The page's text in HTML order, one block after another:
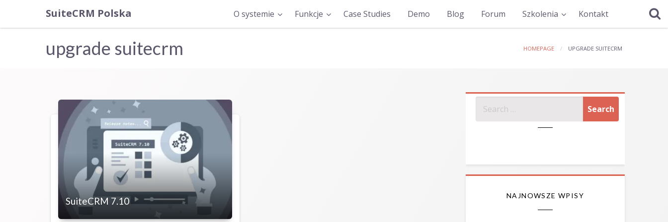
SuiteCRM Polska O systemie Funkcje Case Studies Demo Blog Forum Szkolenia Kontakt
upgrade suitecrm HOMEPAGE UPGRADE SUITECRM
SuiteCRM 7.10 NAJNOWSZE WPISY